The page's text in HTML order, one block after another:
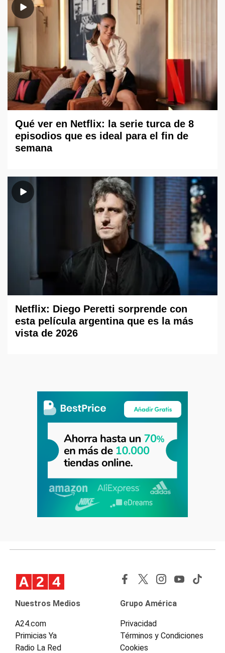
Qué ver en Netflix: la serie turca de 8
episodios que es ideal para el fin de
semana
Netflix: Diego Peretti sorprende con
esta película argentina que es la más
vista de 2026
Nuestros Medios
A24.com
Primicias Ya
Radio La Red
Grupo América
Privacidad
Términos y Condiciones
Cookies